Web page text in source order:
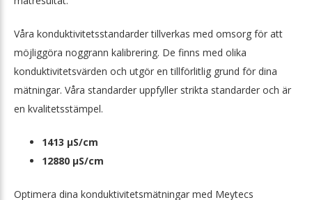
Våra konduktivitetsstandarder tillverkas med omsorg för att
möjliggöra noggrann kalibrering. De finns med olika
konduktivitetsvärden och utgör en tillförlitlig grund för dina
mätningar. Våra standarder uppfyller strikta standarder och är
en kvalitetsstämpel.
1413 µS/cm
12880 µS/cm
Optimera dina konduktivitetsmätningar med Meytecs